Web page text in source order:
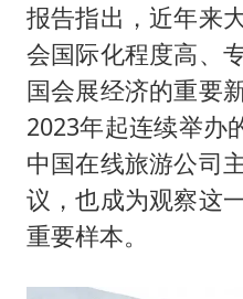
报告指出，近年来
会国际化程度高、
国会展经济的重要
2023年起连续举办
中国在线旅游公司
议，也成为观察这
重要样本。